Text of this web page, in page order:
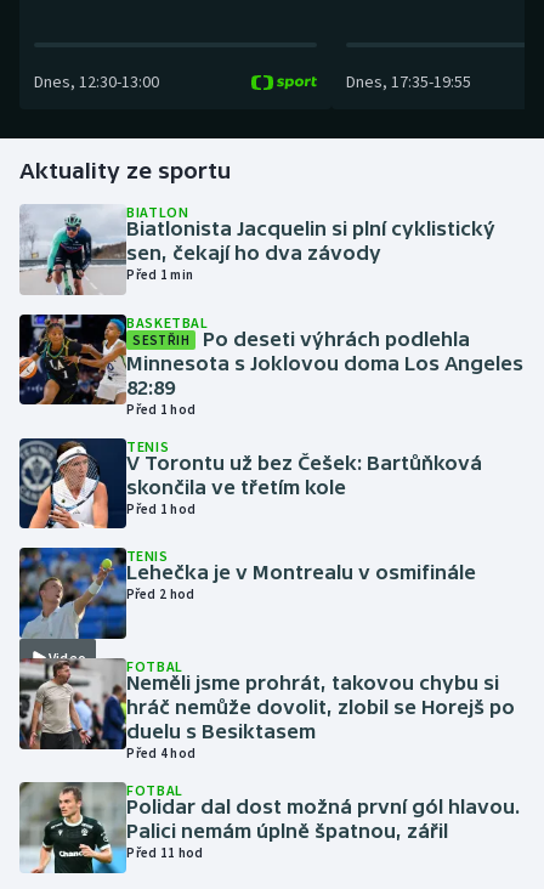
Golf
Gymnastika
Házená
Jezdectví
Judo
Krasobruslení
Lezení
Lyže a snowboard
Moderní pětiboj
Motorsport
Olympijské hry
Parasport
Plavání
Dnes, 12:30-13:00 Dnes, 17:35-19:55
Aktuality ze sportu
BIATLON
Biatlonista Jacquelin si plní cyklistický
sen, čekají ho dva závody
Před 1 min
BASKETBAL
SESTŘIH
Po deseti výhrách podlehla
Minnesota s Joklovou doma Los Angeles
82:89
Před 1 hod
TENIS
V Torontu už bez Češek: Bartůňková
skončila ve třetím kole
Před 1 hod
Video
TENIS
Lehečka je v Montrealu v osmifinále
Před 2 hod
FOTBAL
Neměli jsme prohrát, takovou chybu si
hráč nemůže dovolit, zlobil se Horejš po
duelu s Besiktasem
Před 4 hod
FOTBAL
Polidar dal dost možná první gól hlavou.
Palici nemám úplně špatnou, zářil
Před 11 hod